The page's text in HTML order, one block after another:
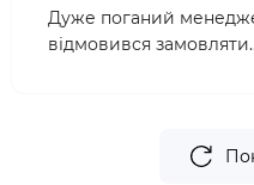
Дуже поганий
відмовився